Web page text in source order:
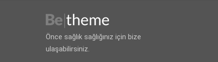
Önce sağlık sağlığınız için bize
ulaşabilirsiniz.